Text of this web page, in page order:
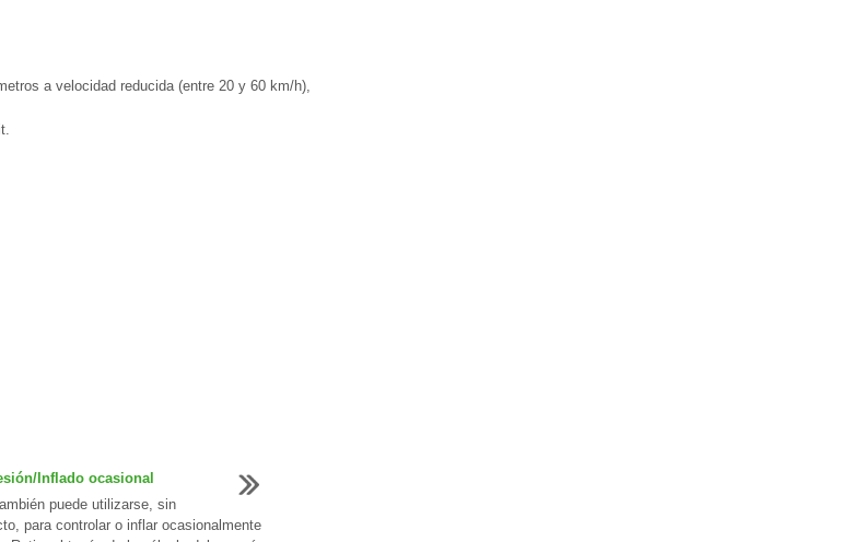
a velocidad reducida (entre 20 y 60 km/h),
Inflado ocasional
puede utilizarse, sin
para controlar o inflar ocasionalmente